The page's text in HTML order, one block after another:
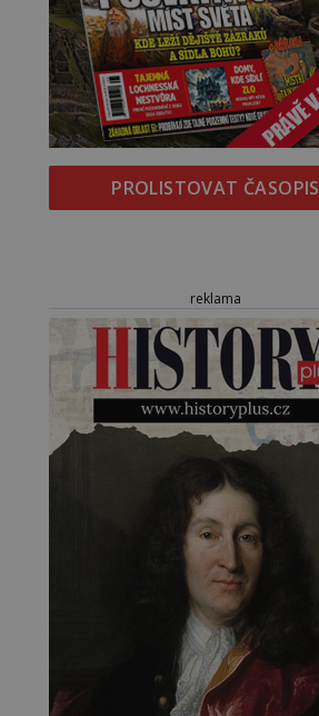
PROLISTOVAT ČASOPIS
reklama